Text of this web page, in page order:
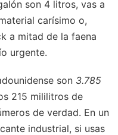
son 4 litros, vas a
carísimo o,
a mitad de la faena
urgente.
son 3.785
215 mililitros de
de verdad. En un
industrial, si usas